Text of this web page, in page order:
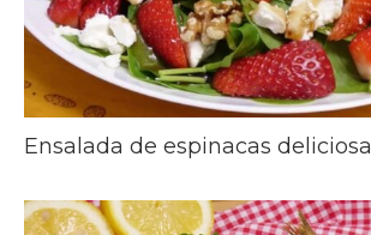
Ensalada de espinacas deliciosa